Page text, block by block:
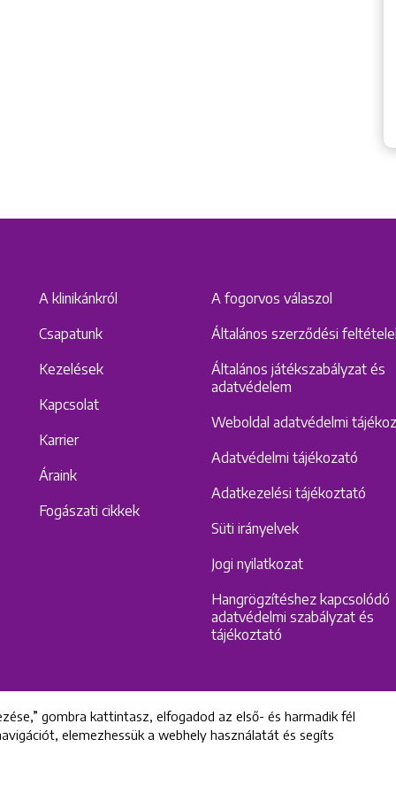
A klinikánkról
Csapatunk
Kezelések
Kapcsolat
Karrier
Áraink
Fogászati cikkek
A fogorvos válaszol
Általános szerződési
Általános játékszabályzat és
adatvédelem
Weboldal adatvédelmi
Adatvédelmi tájékozató
Adatkezelési tájékoztató
Süti irányelvek
Jogi nyilatkozat
Hangrögzítéshez kapcsolódó
adatvédelmi szabályzat és
tájékoztató
All rights reserved © 2022 Uniklinik Dental and Implant Center
gombra kattintasz, elfogadod az első- és harmadik fél
elemezhessük a webhely használatát és segíts